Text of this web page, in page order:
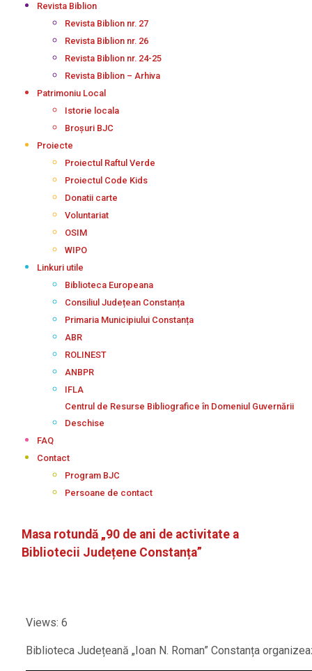
Revista Biblion
Revista Biblion nr. 27
Revista Biblion nr. 26
Revista Biblion nr. 24-25
Revista Biblion – Arhiva
Patrimoniu Local
Istorie locala
Broșuri BJC
Proiecte
Proiectul Raftul Verde
Proiectul Code Kids
Donatii carte
Voluntariat
OSIM
WIPO
Linkuri utile
Biblioteca Europeana
Consiliul Județean Constanța
Primaria Municipiului Constanța
ABR
ROLINEST
ANBPR
IFLA
Centrul de Resurse Bibliografice în Domeniul Guvernării
Deschise
FAQ
Contact
Program BJC
Persoane de contact
Masa rotundă „90 de ani de activitate a
Bibliotecii Județene Constanța”
Views: 6
Biblioteca Județeană „Ioan N. Roman” Constanța